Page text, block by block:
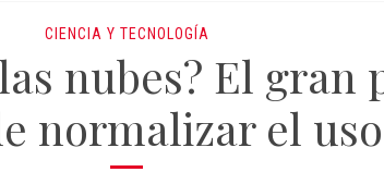
CIENCIA Y TECNOLOGÍA
nubes? El gran
normalizar el